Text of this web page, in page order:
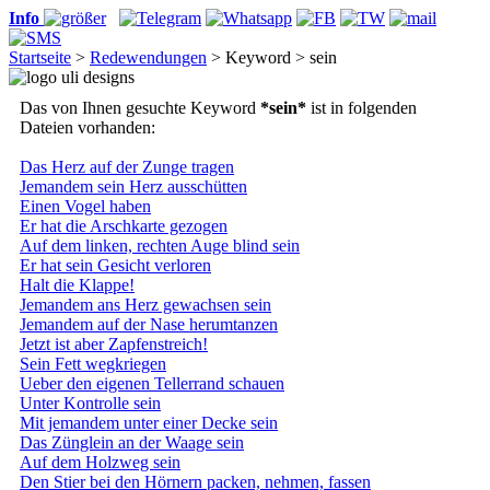
Info
Startseite > Redewendungen > Keyword > sein
Das von Ihnen gesuchte Keyword *sein* ist in folgenden
Dateien vorhanden:
Das Herz auf der Zunge tragen
Jemandem sein Herz ausschütten
Einen Vogel haben
Er hat die Arschkarte gezogen
Auf dem linken, rechten Auge blind sein
Er hat sein Gesicht verloren
Halt die Klappe!
Jemandem ans Herz gewachsen sein
Jemandem auf der Nase herumtanzen
Jetzt ist aber Zapfenstreich!
Sein Fett wegkriegen
Ueber den eigenen Tellerrand schauen
Unter Kontrolle sein
Mit jemandem unter einer Decke sein
Das Zünglein an der Waage sein
Auf dem Holzweg sein
Den Stier bei den Hörnern packen, nehmen, fassen